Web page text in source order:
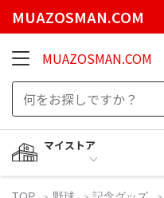
MUAZOSMAN.COM
MUAZOSMAN.COM
マイストア